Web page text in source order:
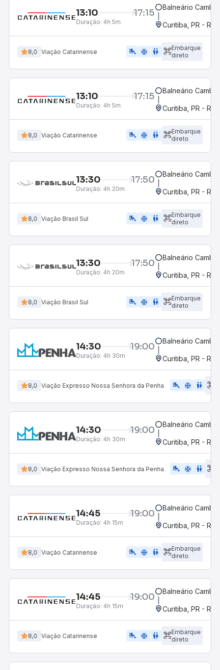
13:10 17:15
Duração: 4h 5m
Balneário
Curitiba, PR -
8,0 Viação Catarinense airline_seat_legroom_extra ac_unit WC
Embarque
direto
13:10 17:15
Duração: 4h 5m
Balneário
Curitiba, PR -
8,0 Viação Catarinense airline_seat_legroom_extra ac_unit wc
Embarque
direto
13:30 17:50
Duração: 4h 20m
Balneário
Curitiba, PR -
8,0 Viação Brasil Sul airline_seat_legroom_extra ac_unit WC
Embarque
direto
13:30 17:50
Duração: 4h 20m
Balneário
Curitiba, PR -
8,0 Viação Brasil Sul airline_seat_legroom_extra ac_unit wc
Embarque
direto
14:30 19:00
Duração: 4h 30m
Balneário
Curitiba, PR -
8,0 Viação Expresso Nossa Senhora da Penha airline_seat_legroom_extra ac_unit WC
14:30 19:00
Duração: 4h 30m
Balneário
Curitiba, PR -
8,0 Viação Expresso Nossa Senhora da Penha airline_seat_legroom_extra ac_unit wc
14:45 19:00
Duração: 4h 15m
Balneário
Curitiba, PR -
8,0 Viação Catarinense airline_seat_legroom_extra ac_unit WC
Embarque
direto
14:45 19:00
Duração: 4h 15m
Balneário
Curitiba, PR -
8,0 Viação Catarinense airline_seat_legroom_extra ac_unit wc
Embarque
direto